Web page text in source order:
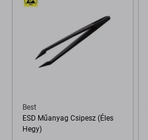
Best
ESD Műanyag Csipesz (Éles
Hegy)